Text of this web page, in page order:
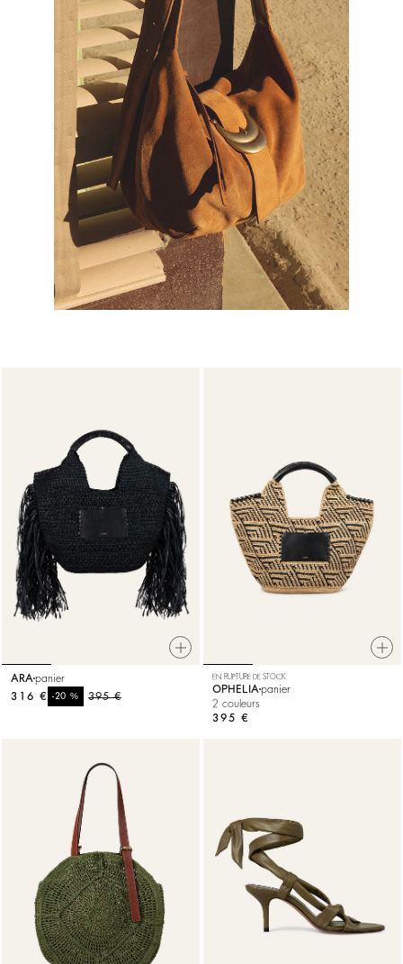
ARApanier
395 €
-20%
316 €
EN RUPTURE DE STOCK
OPHELIApanier
2 couleurs
395 €